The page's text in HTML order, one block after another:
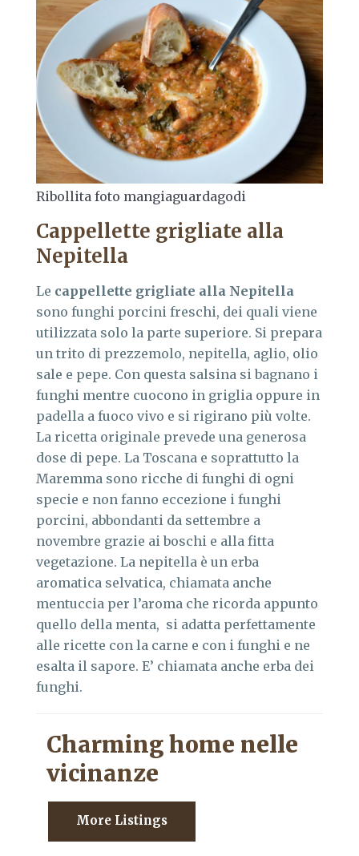
Ribollita foto mangiaguardagodi
Cappellette grigliate alla
Nepitella
Le cappellette grigliate alla Nepitella
sono funghi porcini freschi, dei quali viene
utilizzata solo la parte superiore. Si prepara
un trito di prezzemolo, nepitella, aglio, olio
sale e pepe. Con questa salsina si bagnano i
funghi mentre cuocono in griglia oppure in
padella a fuoco vivo e si rigirano più volte.
La ricetta originale prevede una generosa
dose di pepe. La Toscana e soprattutto la
Maremma sono ricche di funghi di ogni
specie e non fanno eccezione i funghi
porcini, abbondanti da settembre a
novembre grazie ai boschi e alla fitta
vegetazione. La nepitella è un erba
aromatica selvatica, chiamata anche
mentuccia per l’aroma che ricorda appunto
quello della menta, si adatta perfettamente
alle ricette con la carne e con i funghi e ne
esalta il sapore. E’ chiamata anche erba dei
funghi.
Charming home nelle
vicinanze
More Listings